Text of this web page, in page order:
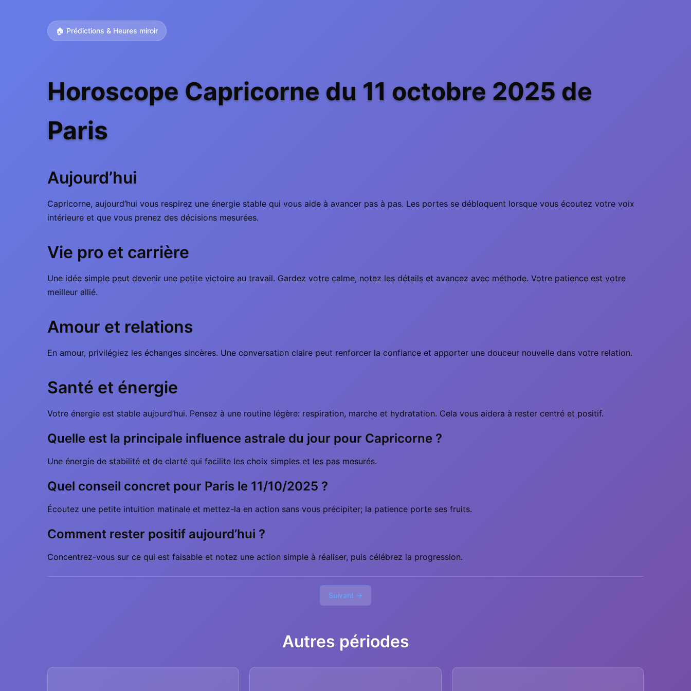
🏠 Prédictions & Heures miroir
Horoscope Capricorne du 11 octobre 2025 de
Paris
Aujourd’hui
Capricorne, aujourd’hui vous respirez une énergie stable qui vous aide à avancer pas à pas. Les portes se débloquent lorsque vous écoutez votre voix
intérieure et que vous prenez des décisions mesurées.
Vie pro et carrière
Une idée simple peut devenir une petite victoire au travail. Gardez votre calme, notez les détails et avancez avec méthode. Votre patience est votre
meilleur allié.
Amour et relations
En amour, privilégiez les échanges sincères. Une conversation claire peut renforcer la confiance et apporter une douceur nouvelle dans votre relation.
Santé et énergie
Votre énergie est stable aujourd’hui. Pensez à une routine légère: respiration, marche et hydratation. Cela vous aidera à rester centré et positif.
Quelle est la principale influence astrale du jour pour Capricorne ?
Une énergie de stabilité et de clarté qui facilite les choix simples et les pas mesurés.
Quel conseil concret pour Paris le 11/10/2025 ?
Écoutez une petite intuition matinale et mettez-la en action sans vous précipiter; la patience porte ses fruits.
Comment rester positif aujourd’hui ?
Concentrez-vous sur ce qui est faisable et notez une action simple à réaliser, puis célébrez la progression.
Suivant →
Autres périodes